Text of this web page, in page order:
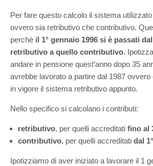
Per fare questo calcolo il sistema
ovvero sia retributivo che contributivo.
perchè il 1° gennaio 1996 si è passati
retributivo a quello contributivo.
andare in pensione quest’anno dopo 35
avrebbe lavorato a partire dal 1987
in vigore il sistema retributivo appunto.
Nello specifico si calcolano i contributi:
retributivo, per quelli accreditati fino al
contributivo, per quelli accreditati dal
Ipotizziamo di aver iniziato a lavorare il 1